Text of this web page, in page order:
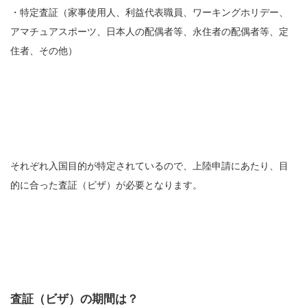
・特定査証（家事使用人、利益代表職員、ワーキングホリデー、
アマチュアスポーツ、日本人の配偶者等、永住者の配偶者等、定
住者、その他）
それぞれ入国目的が特定されているので、上陸申請にあたり、目
的に合った査証（ビザ）が必要となります。
査証（ビザ）の期間は？